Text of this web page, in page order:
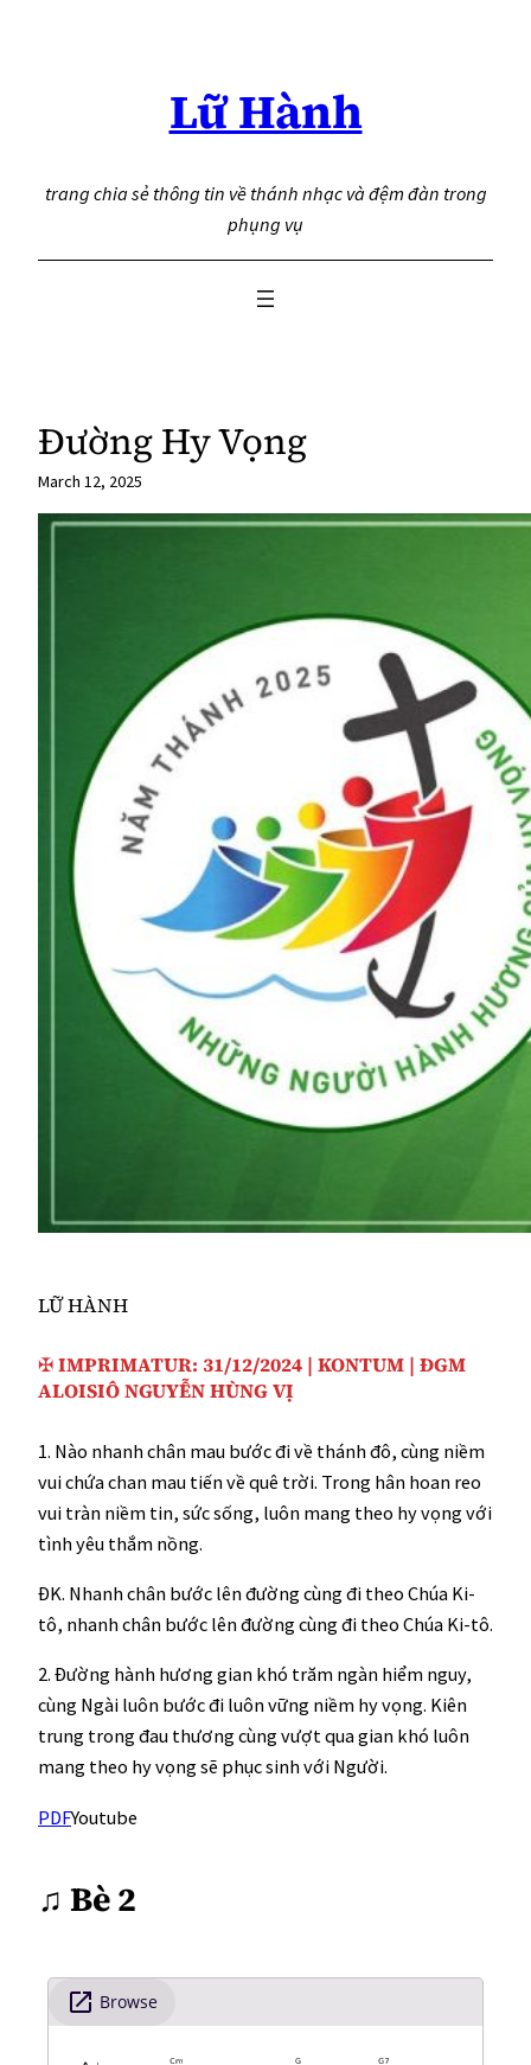
Lữ Hành
trang chia sẻ thông tin về thánh nhạc và đệm đàn trong
phụng vụ
Đường Hy Vọng
March 12, 2025
LỮ HÀNH
✠IMPRIMATUR: 31/12/2024 | KONTUM | ĐGM
ALOISIÔ NGUYỄN HÙNG VỊ
1. Nào nhanh chân mau bước đi về thánh đô, cùng niềm
vui chứa chan mau tiến về quê trời. Trong hân hoan reo
vui tràn niềm tin, sức sống, luôn mang theo hy vọng với
tình yêu thắm nồng.
ĐK. Nhanh chân bước lên đường cùng đi theo Chúa Ki-
tô, nhanh chân bước lên đường cùng đi theo Chúa Ki-tô.
2. Đường hành hương gian khó trăm ngàn hiểm nguy,
cùng Ngài luôn bước đi luôn vững niềm hy vọng. Kiên
trung trong đau thương cùng vượt qua gian khó luôn
mang theo hy vọng sẽ phục sinh với Người.
PDFYoutube
♫ Bè 2